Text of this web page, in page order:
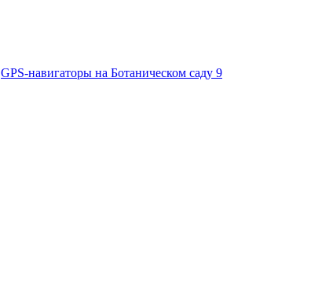
GPS-навигаторы на Ботаническом саду 9